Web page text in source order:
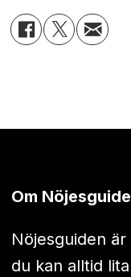
Om
Nöjesguiden
du kan alltid